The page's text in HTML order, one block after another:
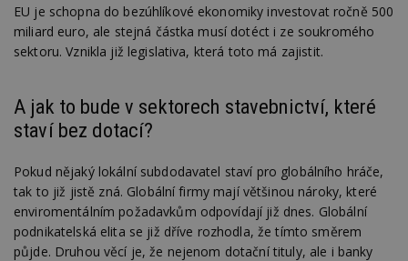
EU je schopna do bezúhlíkové ekonomiky investovat ročně 500
miliard euro, ale stejná částka musí dotéct i ze soukromého
sektoru. Vznikla již legislativa, která toto má zajistit.
A jak to bude v sektorech stavebnictví, které
staví bez dotací?
Pokud nějaký lokální subdodavatel staví pro globálního hráče,
tak to již jistě zná. Globální firmy mají většinou nároky, které
enviromentálním požadavkům odpovídají již dnes. Globální
podnikatelská elita se již dříve rozhodla, že tímto směrem
půjde. Druhou věcí je, že nejenom dotační tituly, ale i banky